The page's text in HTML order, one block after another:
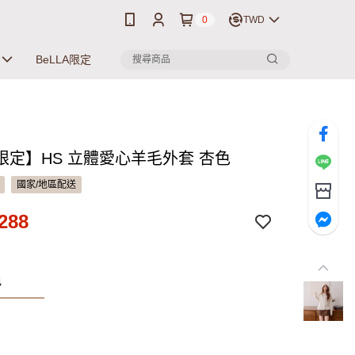
0 TWD
BeLLA限定
定】HS 立體愛心羊毛外套 杏色
國家/地區配送